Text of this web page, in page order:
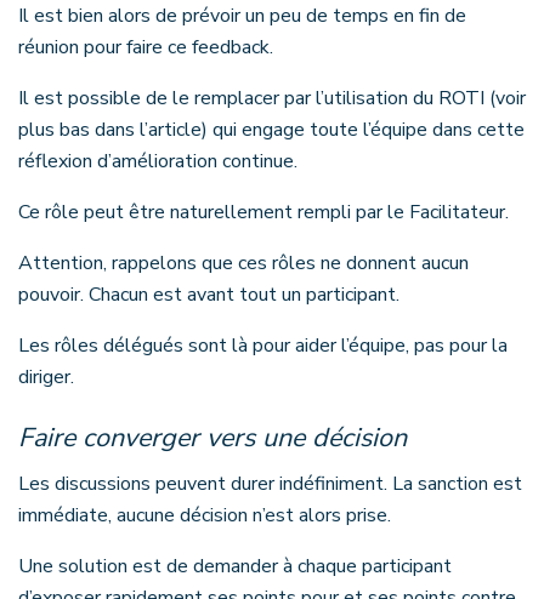
Il est bien alors de prévoir un peu de temps en fin de
réunion pour faire ce feedback.
Il est possible de le remplacer par l’utilisation du ROTI (voir
plus bas dans l’article) qui engage toute l’équipe dans cette
réflexion d’amélioration continue.
Ce rôle peut être naturellement rempli par le Facilitateur.
Attention, rappelons que ces rôles ne donnent aucun
pouvoir. Chacun est avant tout un participant.
Les rôles délégués sont là pour aider l’équipe, pas pour la
diriger.
Faire converger vers une décision
Les discussions peuvent durer indéfiniment. La sanction est
immédiate, aucune décision n’est alors prise.
Une solution est de demander à chaque participant